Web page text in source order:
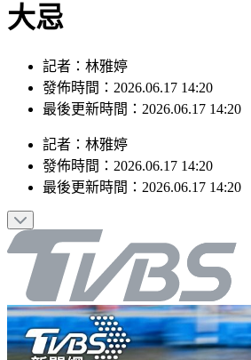
大忌
記者：林雅婷
發佈時間：2026.06.17 14:20
最後更新時間：2026.06.17 14:20
記者 ： 林雅婷
發佈時間： 2026.06.17 14:20
最後更新時間： 2026.06.17 14:20